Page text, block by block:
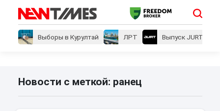
Выборы в Курултай ЛРТ Выпуск JURT
Новости с меткой: ранец